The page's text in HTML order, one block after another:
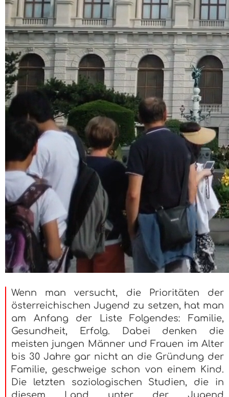
Wenn man versucht, die Prioritäten der
österreichischen Jugend zu setzen, hat man
am Anfang der Liste Folgendes: Familie,
Gesundheit, Erfolg. Dabei denken die
meisten jungen Männer und Frauen im Alter
bis 30 Jahre gar nicht an die Gründung der
Familie, geschweige schon von einem Kind.
Die letzten soziologischen Studien, die in
diesem Land unter der Jugend